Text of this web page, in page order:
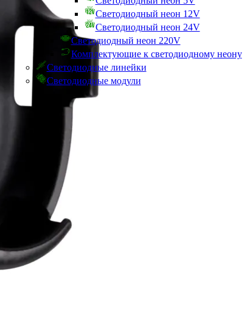
Светодиодный неон 12V
Светодиодный неон 24V
Светодиодный неон 220V
Комплектующие к светодиодному неону
Светодиодные линейки
Светодиодные модули